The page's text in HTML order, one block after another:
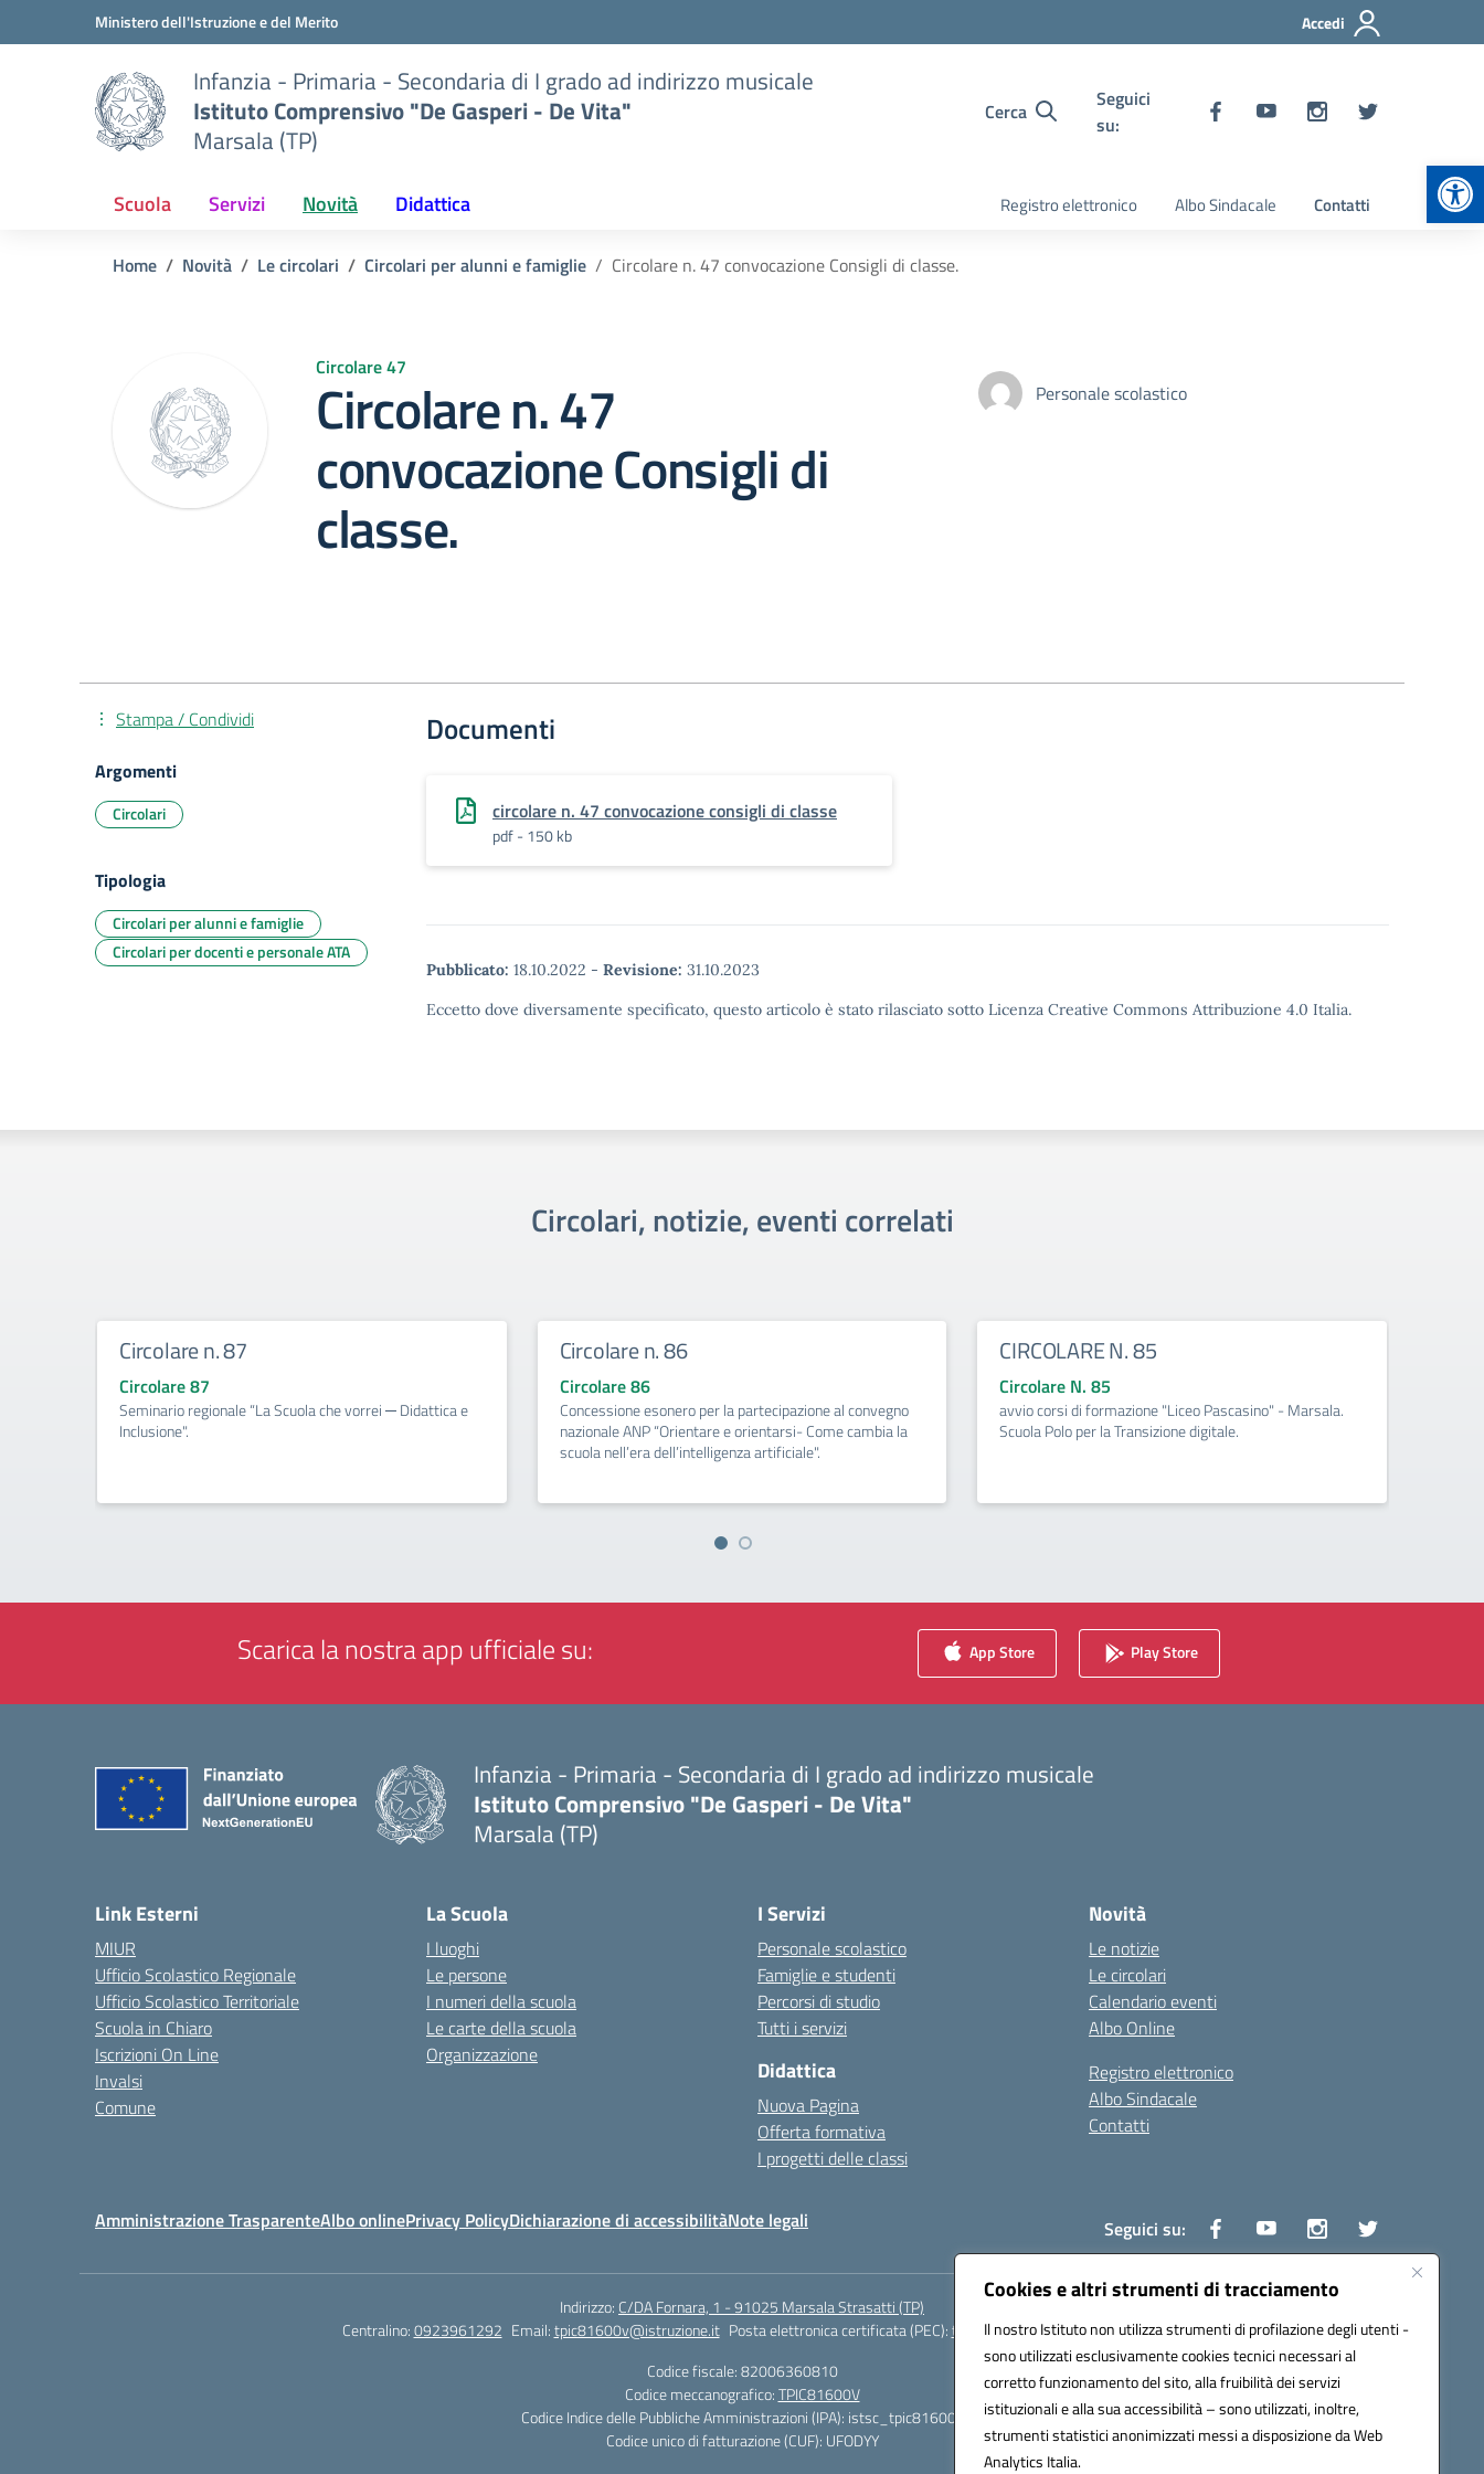
Cookies e altri strumenti di tracciamento
Il nostro Istituto non utilizza strumenti di profilazione degli utenti -
sono utilizzati esclusivamente cookies tecnici necessari al
corretto funzionamento del sito, alla fruibilità dei servizi
istituzionali e alla sua accessibilità – sono utilizzati, inoltre,
strumenti statistici anonimizzati messi a disposizione da Web
Analytics Italia.
Vai ai contenuti
Vai al menu di navigazioneMinistero dell'Istruzione e del Merito Accedi
Infanzia - Primaria - Secondaria di I grado ad indirizzo musicale
Istituto Comprensivo "De Gasperi - De Vita"
Marsala (TP)
Cerca
Seguici
su:
Scuola Servizi Novità Didattica Registro elettronico Albo Sindacale Contatti
Home Novità Le circolari Circolari per alunni e famiglie Circolare n. 47 convocazione Consigli di classe.
Circolare 47
Circolare n. 47
convocazione Consigli di
classe.
Personale scolastico
Documenti
circolare n. 47 convocazione consigli di classe
pdf - 150 kb
Pubblicato: 18.10.2022 - Revisione: 31.10.2023
Eccetto dove diversamente specificato, questo articolo è stato rilasciato sotto Licenza Creative Commons Attribuzione 4.0 Italia.
Stampa / Condividi
Argomenti
Circolari
Tipologia
Circolari per alunni e famiglie
Circolari per docenti e personale ATA
Circolari, notizie, eventi correlati
Circolare n. 87
Circolare 87
Seminario regionale “La Scuola che vorrei ─ Didattica e
Inclusione".
Circolare n. 86
Circolare 86
Concessione esonero per la partecipazione al convegno
nazionale ANP “Orientare e orientarsi- Come cambia la
scuola nell’era dell’intelligenza artificiale".
CIRCOLARE N. 85
Circolare N. 85
avvio corsi di formazione "Liceo Pascasino" - Marsala.
Scuola Polo per la Transizione digitale.
Scarica la nostra app ufficiale su: App Store Play Store
Infanzia - Primaria - Secondaria di I grado ad indirizzo musicale
Istituto Comprensivo "De Gasperi - De Vita"
Marsala (TP)
Link Esterni
MIUR
Ufficio Scolastico Regionale
Ufficio Scolastico Territoriale
Scuola in Chiaro
Iscrizioni On Line
Invalsi
Comune
La Scuola
I luoghi
Le persone
I numeri della scuola
Le carte della scuola
Organizzazione
I Servizi
Personale scolastico
Famiglie e studenti
Percorsi di studio
Tutti i servizi
Didattica
Nuova Pagina
Offerta formativa
I progetti delle classi
Novità
Le notizie
Le circolari
Calendario eventi
Albo Online
Registro elettronico
Albo Sindacale
Contatti
Amministrazione TrasparenteAlbo onlinePrivacy PolicyDichiarazione di accessibilitàNote legali Seguici su:
Indirizzo: C/DA Fornara, 1 - 91025 Marsala Strasatti (TP)
Centralino:0923961292 Email:tpic81600v@istruzione.it Posta elettronica certificata (PEC):tpic81600v@pec.istruzione.it
Codice fiscale: 82006360810
Codice meccanografico:TPIC81600V
Codice Indice delle Pubbliche Amministrazioni (IPA): istsc_tpic81600v
Codice unico di fatturazione (CUF): UFODYY